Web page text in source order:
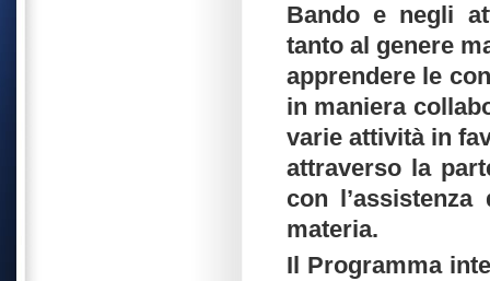
Bando e negli
tanto al genere
apprendere le
in maniera
varie attività in
attraverso la
con
materia.
Il Programma